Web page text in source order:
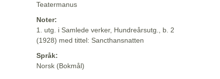
Teatermanus
Noter:
1. utg. i Samlede verker, Hundreårsutg., b. 2
(1928) med tittel: Sancthansnatten
Språk:
Norsk (Bokmål)